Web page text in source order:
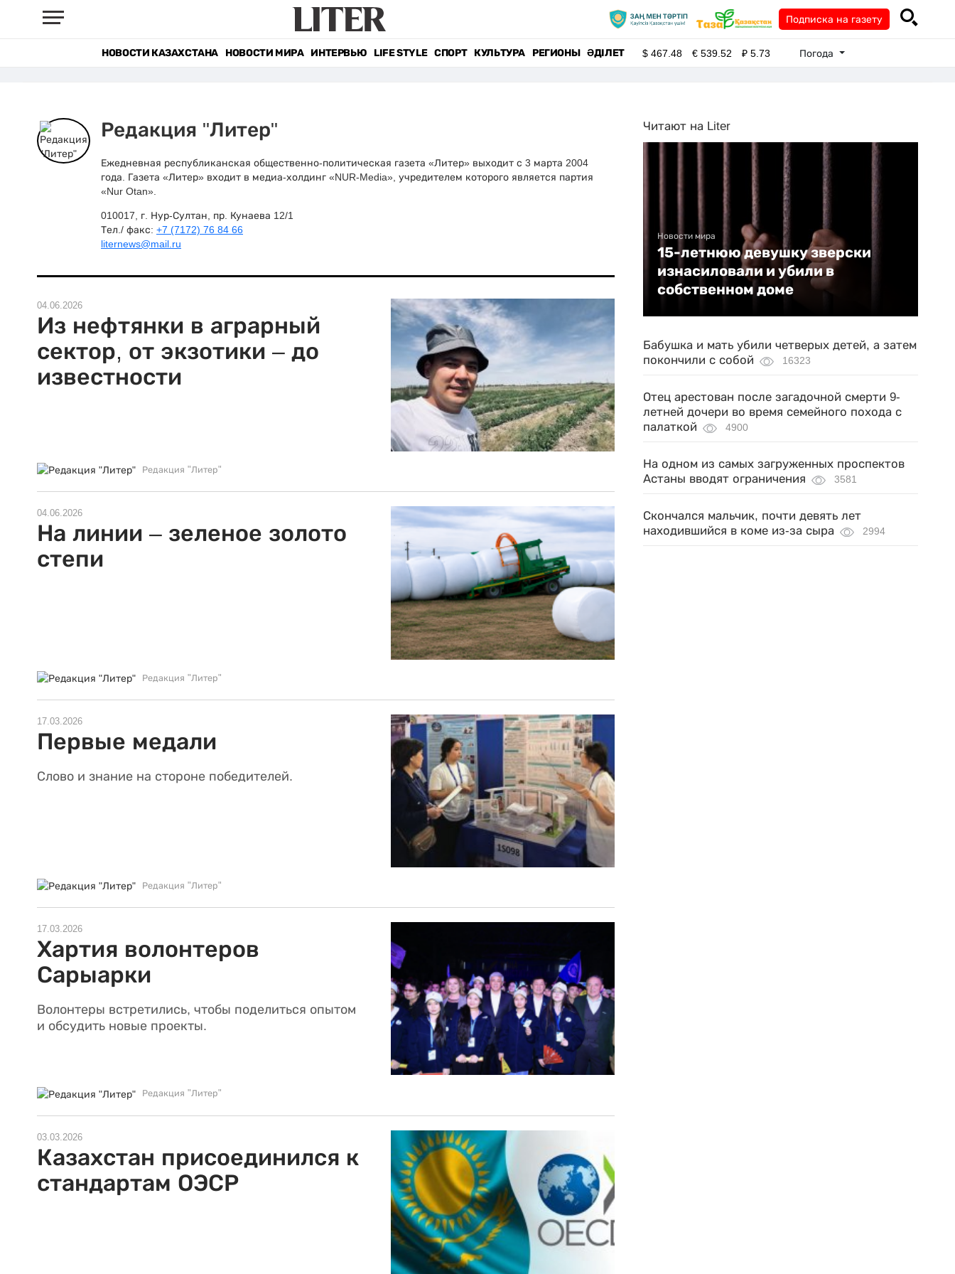
Подписка на газету
НОВОСТИ КАЗАХСТАНА НОВОСТИ МИРА ИНТЕРВЬЮ LIFE STYLE СПОРТ КУЛЬТУРА РЕГИОНЫ ӘДІЛЕТ $467.48 €539.52 ₽5.73 Погода
Редакция "Литер"
Ежедневная республиканская общественно-политическая газета «Литер» выходит с 3 марта 2004
года. Газета «Литер» входит в медиа-холдинг «NUR-Media», учредителем которого является партия
«Nur Otan».
010017, г. Нур-Султан, пр. Кунаева 12/1
Тел./ факс: +7 (7172) 76 84 66
liternews@mail.ru
04.06.2026
Из нефтянки в аграрный
сектор, от экзотики – до
известности
Редакция "Литер"
04.06.2026
На линии – зеленое золото
степи
Редакция "Литер"
17.03.2026
Первые медали
Слово и знание на стороне победителей.
Редакция "Литер"
17.03.2026
Хартия волонтеров
Сарыарки
Волонтеры встретились, чтобы поделиться опытом
и обсудить новые проекты.
Редакция "Литер"
03.03.2026
Казахстан присоединился к
стандартам ОЭСР
Читают на Liter
Новости мира
15-летнюю девушку зверски
изнасиловали и убили в
собственном доме
Бабушка и мать убили четверых детей, а затем
покончили с собой
16323
Отец арестован после загадочной смерти 9-
летней дочери во время семейного похода с
палаткой
4900
На одном из самых загруженных проспектов
Астаны вводят ограничения
3581
Скончался мальчик, почти девять лет
находившийся в коме из-за сыра
2994